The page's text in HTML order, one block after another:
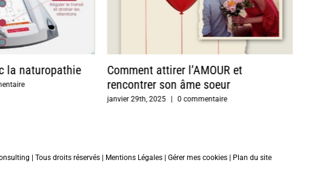
la naturopathie
Comment attirer l’AMOUR et
rencontrer son âme soeur
janvier 29th, 2025 | 0 commentaire
| Tous droits réservés | Mentions Légales| Gérer mes cookies| Plan du site